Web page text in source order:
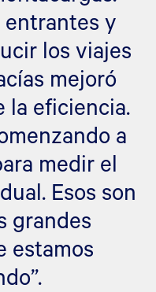
y
los viajes
mejoró
la eficiencia.
a
medir el
Esos son
grandes
estamos